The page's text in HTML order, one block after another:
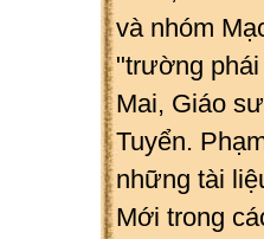
và nhóm
"trường
Mai, Giáo
Tuyển.
những tài
Mới trong